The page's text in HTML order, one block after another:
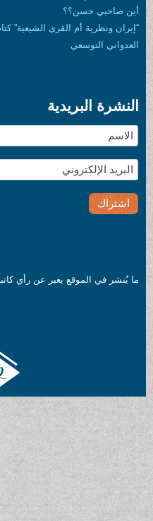
أين صاحبي حسن؟؟
“إيران ونظرية أم القرى الشيعية”
العدواني التوسعي
النشرة البريدية
ما يُنشر في الموقع يعبر عن رأي كاتبه